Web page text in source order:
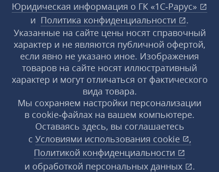
Юридическая информация о ГК «1С‑Рарус»
и Политика конфиденциальности
.
Указанные на сайте цены носят справочный
характер и не являются публичной офертой,
если явно не указано иное. Изображения
товаров на сайте носят иллюстративный
характер и могут отличаться от фактического
вида товара.
Мы сохраняем настройки персонализации
в cookie‑файлах на вашем компьютере.
Оставаясь здесь, вы соглашаетесь
с Условиями использования cookie
,
Политикой конфиденциальности
и обработкой персональных данных .